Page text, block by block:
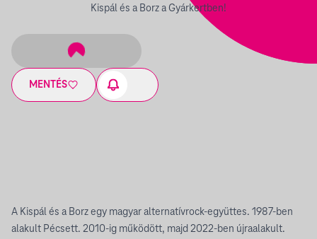
Kispál és a Borz a Gyárkertben!
MENTÉS
A Kispál és a Borz egy magyar alternatívrock-együttes. 1987-ben
alakult Pécsett. 2010-ig működött, majd 2022-ben újraalakult.